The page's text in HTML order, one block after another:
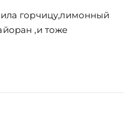
горчицу,лимонный
,и тоже